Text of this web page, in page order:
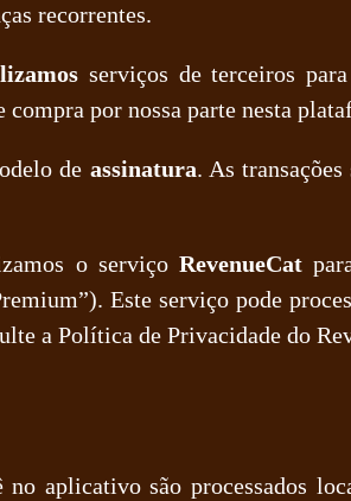
recorrentes.
serviços de terceiros
por nossa parte nesta
de assinatura. As
o serviço RevenueCat
Este serviço pode
a Política de Privacidade do
aplicativo são processados